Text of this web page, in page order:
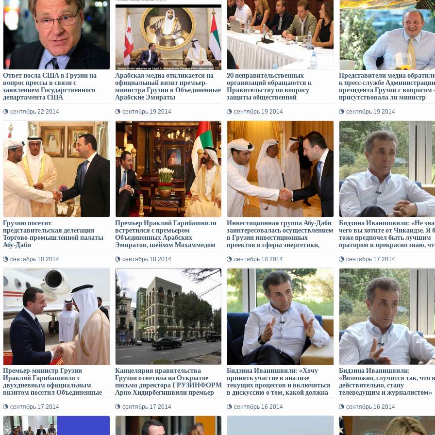
Ответ посла США в Грузии на
вопрос прессы в связи с
заявлением Государственного
департамента CША
сентябрь 22 2014
Арабская медиа откликается на
официальный визит премьер-
министра Грузии в Объединенные
Арабские Эмираты
сентябрь 19 2014
20 неправительственных
организаций обращаются к
Правительству по вопросу
защиты общественной
сентябрь 19 2014
Представители медиа
к пресс-службе Администрации
президента Грузии с вопросом -
присутствовала ли министр
двусторонних встречах в
Уэльсского саммита НАТО?
Администрация отвечает
сентябрь 19 2014
Грузию посетит
представительская делегация
Торгово-промышленной палаты
Абу-Даби
сентябрь 18 2014
Премьер Ираклий Гарибашвили
встретился с премьером
Объединенных Арабских
Эмиратов, шейхом Мохаммедом
сентябрь 18 2014
Инвестиционная группа Абу-Даби
заинтересовалась осуществлением
в Грузии инвестиционных
проектов в сферы энергетики,
хозяйства
сентябрь 18 2014
Бидзина Иванишвили: «Не
чего вы хотите от Чикаидзе. Я
тоже предпочел быть лучшим
оратором и прекрасно знаю,
знал грузинский язык лучше, к
несчастью, я делаю много
ошибок…»
сентябрь 17 2014
Премьер-министр Грузии
Ираклий Гарибашвили с
двухдневным официальным
визитом посетил Объединенные
сентябрь 17 2014
Канцелярия правительства
Грузии ответила на Открытое
письмо директора ГРУЗИНФОРМ
Арно Хидирбегишвили премьер -
Гарибашвили через два дня!
сентябрь 17 2014
Бидзина Иванишвили: «Хочу
принять участие в анализе
текущих процессов и включиться
в дискуссию о том, какой должна
грузинского общества»
сентябрь 16 2014
Бидзина Иванишвили:
«Возможно, случится так, что
действительно, стану
телеведущим и журналистом»
сентябрь 16 2014